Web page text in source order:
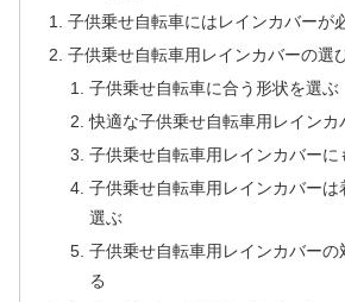
子供乗せ自転車にはレインカバーが
子供乗せ自転車用レインカバーの選
子供乗せ自転車に合う形状を選ぶ
快適な子供乗せ自転車用レインカ
子供乗せ自転車用レインカバーに
子供乗せ自転車用レインカバーは
選ぶ
子供乗せ自転車用レインカバーの
る